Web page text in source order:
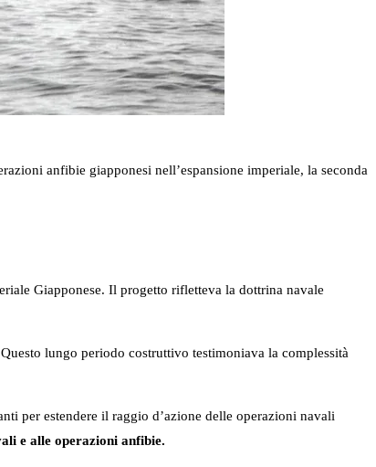
anfibie giapponesi nell’espansione imperiale, la seconda
Giapponese. Il progetto rifletteva la dottrina navale
Questo lungo periodo costruttivo testimoniava la complessità
per estendere il raggio d’azione delle operazioni navali
e alle operazioni anfibie.